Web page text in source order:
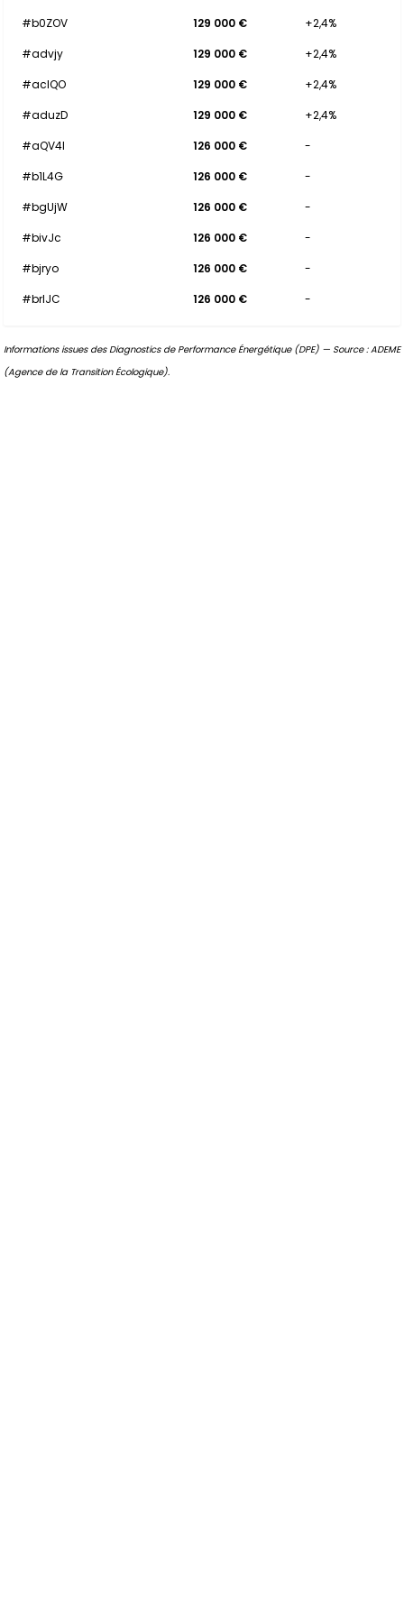
#b0ZOV
129 000 €
+2,4%
#advjy
129 000 €
+2,4%
#acIQO
129 000 €
+2,4%
#aduzD
129 000 €
+2,4%
#aQV4l
126 000 €
-
#b1L4G
126 000 €
-
#bgUjW
126 000 €
-
#bivJc
126 000 €
-
#bjryo
126 000 €
-
#brIJC
126 000 € -
Informations issues des Diagnostics de Performance Énergétique (DPE) — Source : ADEME
(Agence de la Transition Écologique).